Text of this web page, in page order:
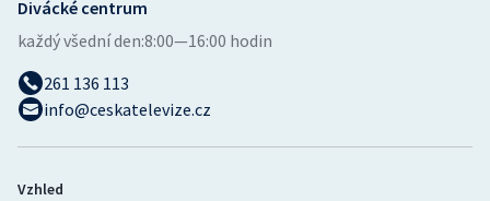
Divácké centrum
každý všední den:8:00—16:00 hodin
261 136 113
info@ceskatelevize.cz
Vzhled